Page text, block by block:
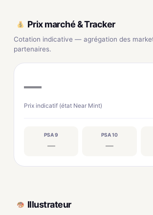
Prix marché & Tracker
Cotation indicative — agrégation des
partenaires.
—
Prix indicatif (état Near Mint)
PSA 9
—
PSA 10
—
Illustrateur